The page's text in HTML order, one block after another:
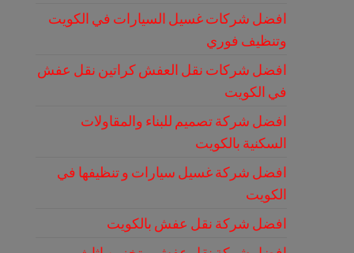
افضل شركات غسيل السيارات في الكويت
وتنظيف فوري
افضل شركات نقل العفش كراتين نقل عفش
في الكويت
افضل شركة تصميم للبناء والمقاولات
السكنية بالكويت
افضل شركة غسيل سيارات و تنظيفها في
الكويت
افضل شركة نقل عفش بالكويت